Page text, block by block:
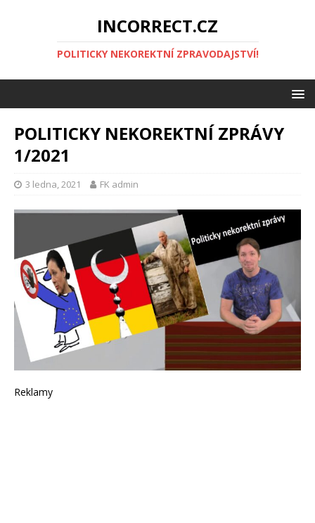
INCORRECT.CZ
POLITICKY NEKOREKTNÍ ZPRAVODAJSTVÍ!
POLITICKY NEKOREKTNÍ ZPRÁVY
1/2021
3 ledna, 2021 FK admin
Reklamy